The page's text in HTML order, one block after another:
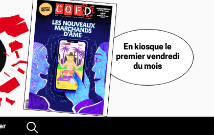
En kiosque le
premier vendredi
du mois